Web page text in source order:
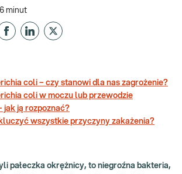
6 minut
coli – czy stanowi dla nas zagrożenie?
coli w moczu lub przewodzie
jak ją rozpoznać?
wszystkie przyczyny zakażenia?
pałeczka okrężnicy, to niegroźna bakteria,